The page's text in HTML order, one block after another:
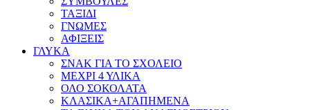
ΤΑΞΙΔΙ
ΓΝΩΜΕΣ
ΑΦΙΞΕΙΣ
ΓΛΥΚΑ
ΣΝΑΚ ΓΙΑ ΤΟ ΣΧΟΛΕΙΟ
ΜΕΧΡΙ 4 ΥΛΙΚΑ
ΟΛΟ ΣΟΚΟΛΑΤΑ
ΚΛΑΣΙΚΑ+ΑΓΑΠΗΜΕΝΑ